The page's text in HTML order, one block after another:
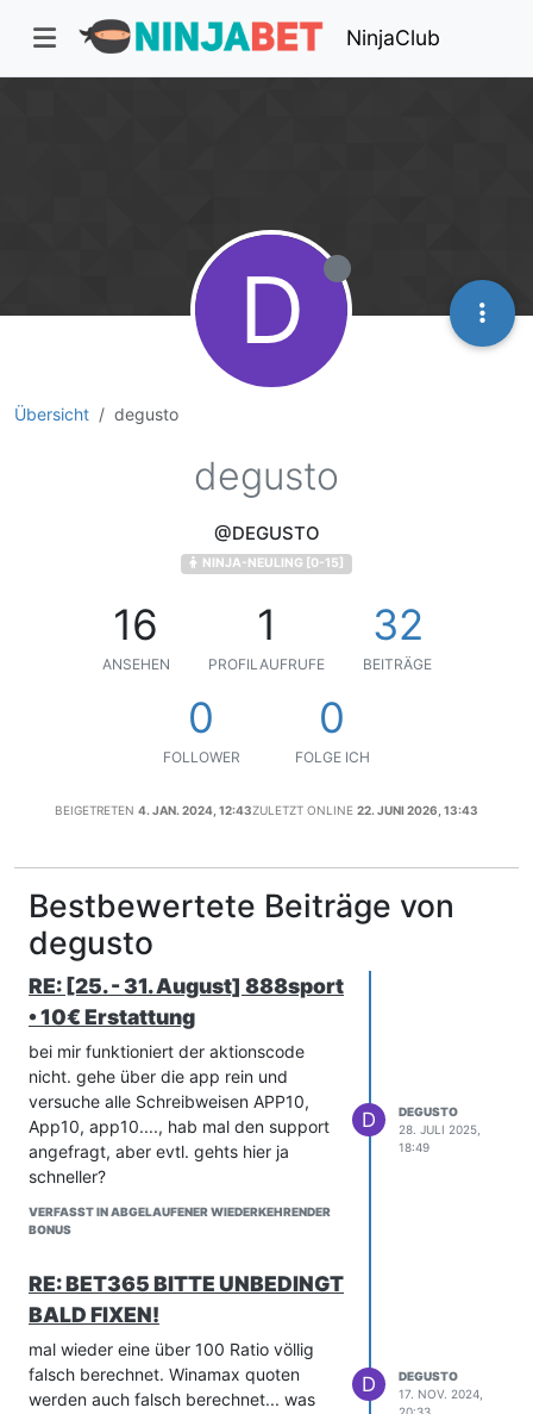
NinjaClub
Übersicht degusto
D
degusto
@DEGUSTO
NINJA-NEULING [0-15]
16
ANSEHEN
1
PROFILAUFRUFE
32
BEITRÄGE
0
FOLLOWER
0
FOLGE ICH
BEIGETRETEN 4. JAN. 2024, 12:43ZULETZT ONLINE 22. JUNI 2026, 13:43
Bestbewertete Beiträge von
degusto
RE: [25. - 31. August] 888sport
• 10€ Erstattung
bei mir funktioniert der aktionscode
nicht. gehe über die app rein und
versuche alle Schreibweisen APP10,
App10, app10...., hab mal den support
angefragt, aber evtl. gehts hier ja
schneller?
VERFASST IN ABGELAUFENER WIEDERKEHRENDER
BONUS
D
DEGUSTO
28. JULI 2025,
18:49
RE: BET365 BITTE UNBEDINGT
BALD FIXEN!
mal wieder eine über 100 Ratio völlig
falsch berechnet. Winamax quoten
werden auch falsch berechnet... was
D
DEGUSTO
17. NOV. 2024,
20:33